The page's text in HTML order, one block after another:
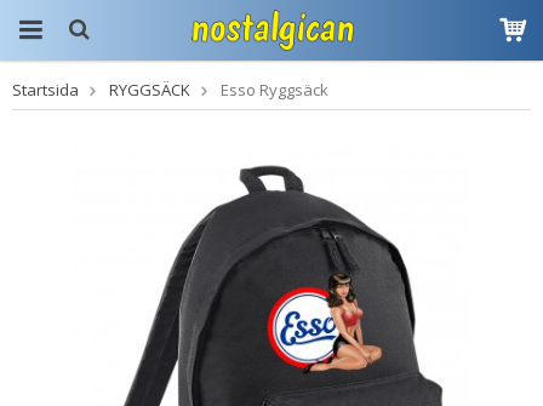
Produkten har blivit
tillagd i varukorgen
Startsida RYGGSÄCK Esso Ryggsäck